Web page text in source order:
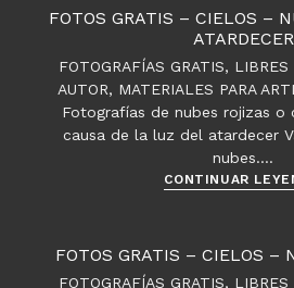
FOTOS GRATIS – CIELOS –
ATARDECER
FOTOGRAFÍAS GRATIS,
AUTOR, MATERIALES PARA
Fotografías de nubes rojizas o
causa de la luz del atardecer
nubes.…
CONTINUAR
FOTOS GRATIS – CIELOS –
FOTOGRAFÍAS GRATIS,